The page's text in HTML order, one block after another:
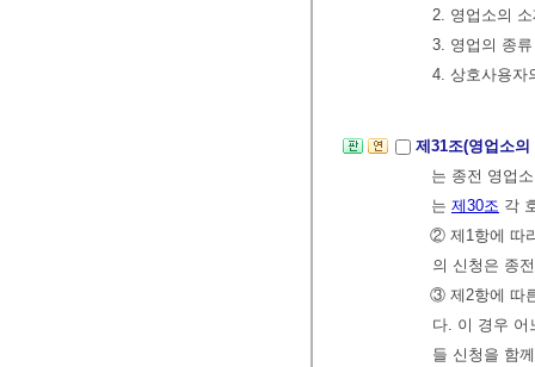
2. 영업소의
3. 영업의 종류
4. 상호사용자
제31조(영업소
는 종전 영업
는 제30조 각
② 제1항에 따
의 신청은 종
③ 제2항에 따
다. 이 경우
들 신청을 함